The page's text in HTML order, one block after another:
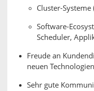
Cluster-
Software-
Scheduler,
Freude an
neuen Technologien
Sehr gute